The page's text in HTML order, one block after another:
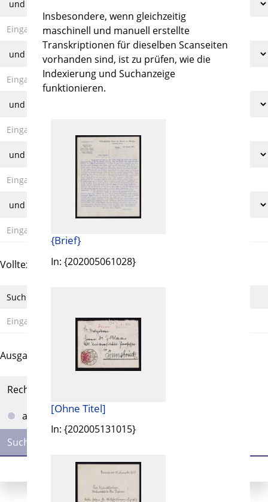
Volltext und Inhaltsverzeichnis
Suchbegriff
Ausgabe-Optionen
Rechtstrunkierung
an
aus
Insbesondere, wenn gleichzeitig
maschinell und manuell erstellte
Transkriptionen für dieselben Scanseiten
vorhanden sind, ist zu prüfen, wie die
Indexierung und Suchanzeige
funktionieren.
{Brief}
In: {202005061028}
[Ohne Titel]
In: {202005131015}